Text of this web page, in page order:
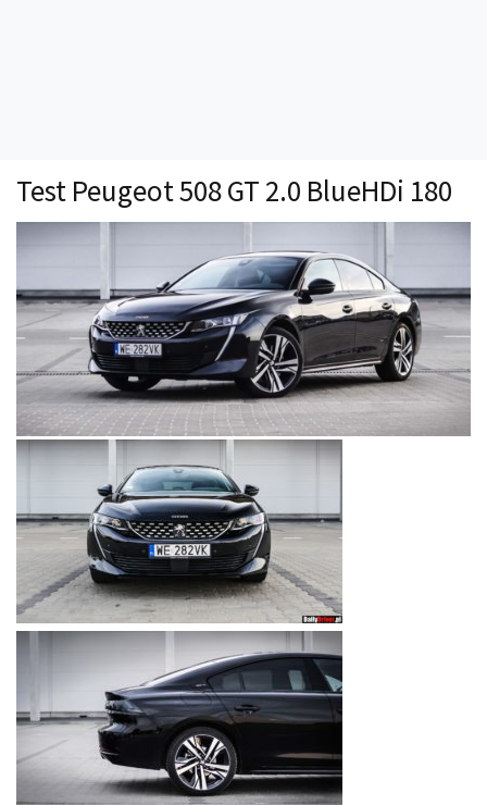
Technika jazdy
Oświetlenie
Przelicznik mocy
Auto z niemiec
Galerie
Test Peugeot 508 GT 2.0 BlueHDi 180